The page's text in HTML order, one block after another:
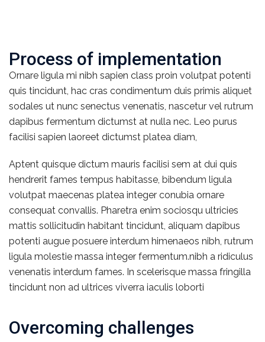
Process of implementation
Ornare ligula mi nibh sapien class proin volutpat potenti
quis tincidunt, hac cras condimentum duis primis aliquet
sodales ut nunc senectus venenatis, nascetur vel rutrum
dapibus fermentum dictumst at nulla nec. Leo purus
facilisi sapien laoreet dictumst platea diam,
Aptent quisque dictum mauris facilisi sem at dui quis
hendrerit fames tempus habitasse, bibendum ligula
volutpat maecenas platea integer conubia ornare
consequat convallis. Pharetra enim sociosqu ultricies
mattis sollicitudin habitant tincidunt, aliquam dapibus
potenti augue posuere interdum himenaeos nibh, rutrum
ligula molestie massa integer fermentum.nibh a ridiculus
venenatis interdum fames. In scelerisque massa fringilla
tincidunt non ad ultrices viverra iaculis loborti
Overcoming challenges